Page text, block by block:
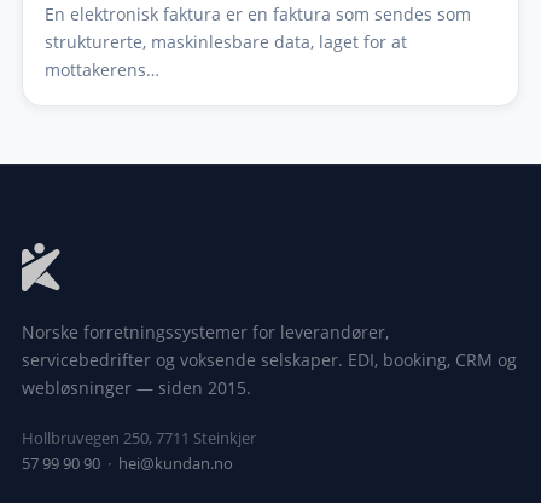
En elektronisk faktura er en faktura som sendes som
strukturerte, maskinlesbare data, laget for at
mottakerens…
Norske forretningssystemer for leverandører,
servicebedrifter og voksende selskaper. EDI, booking, CRM og
webløsninger — siden 2015.
Hollbruvegen 250, 7711 Steinkjer
57 99 90 90 · hei@kundan.no